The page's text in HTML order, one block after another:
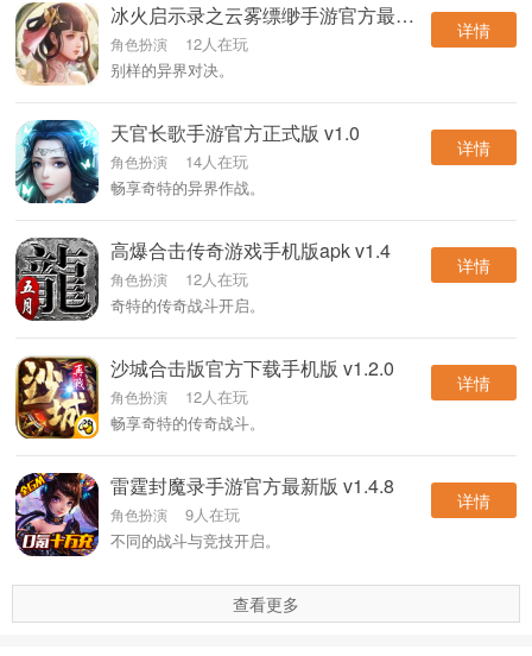
冰火启示录之云雾缥缈手游官方最新版 v1.0
角色扮演
12人在玩
别样的异界对决。
详情
天官长歌手游官方正式版 v1.0
角色扮演
14人在玩
畅享奇特的异界作战。
详情
高爆合击传奇游戏手机版apk v1.4
角色扮演
12人在玩
奇特的传奇战斗开启。
详情
沙城合击版官方下载手机版 v1.2.0
角色扮演
12人在玩
畅享奇特的传奇战斗。
详情
雷霆封魔录手游官方最新版 v1.4.8
角色扮演
9人在玩
不同的战斗与竞技开启。
详情
查看更多